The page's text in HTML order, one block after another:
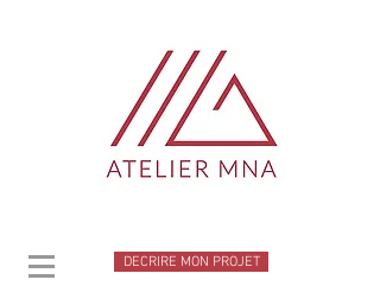
DECRIRE MON PROJET